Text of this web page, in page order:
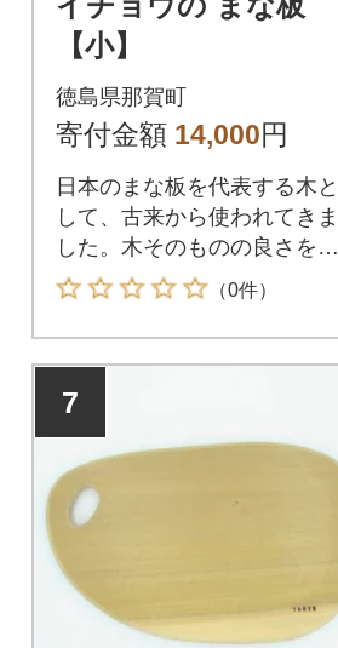
【小】
徳島県那賀町
寄付金額 14,000円
日本のまな板を代表する木と
して、古来から使われてきま
した。木そのものの良さを味
わってみてください。
（0件）
7